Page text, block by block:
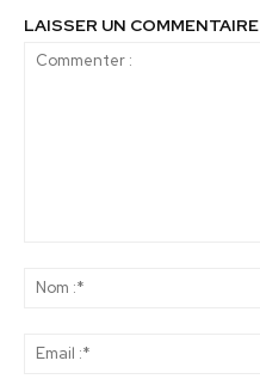
LAISSER UN COMMENTAIRE